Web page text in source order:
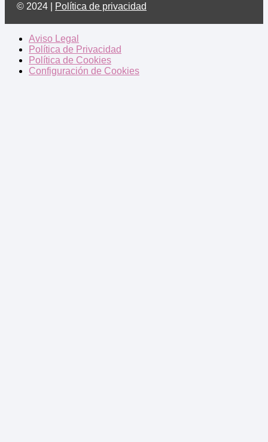
© 2024 | Política de privacidad
Aviso Legal
Política de Privacidad
Política de Cookies
Configuración de Cookies